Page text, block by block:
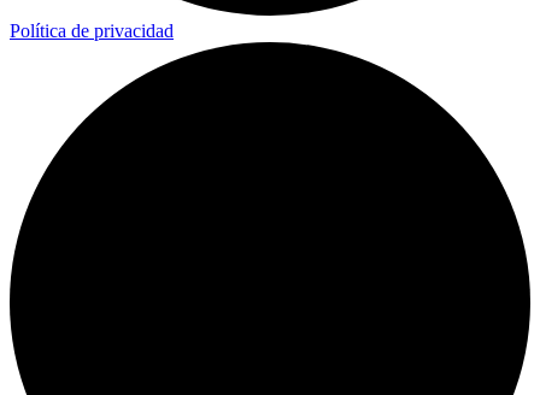
Política de privacidad